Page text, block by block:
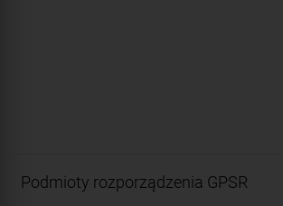
Podmioty rozporządzenia GPSR